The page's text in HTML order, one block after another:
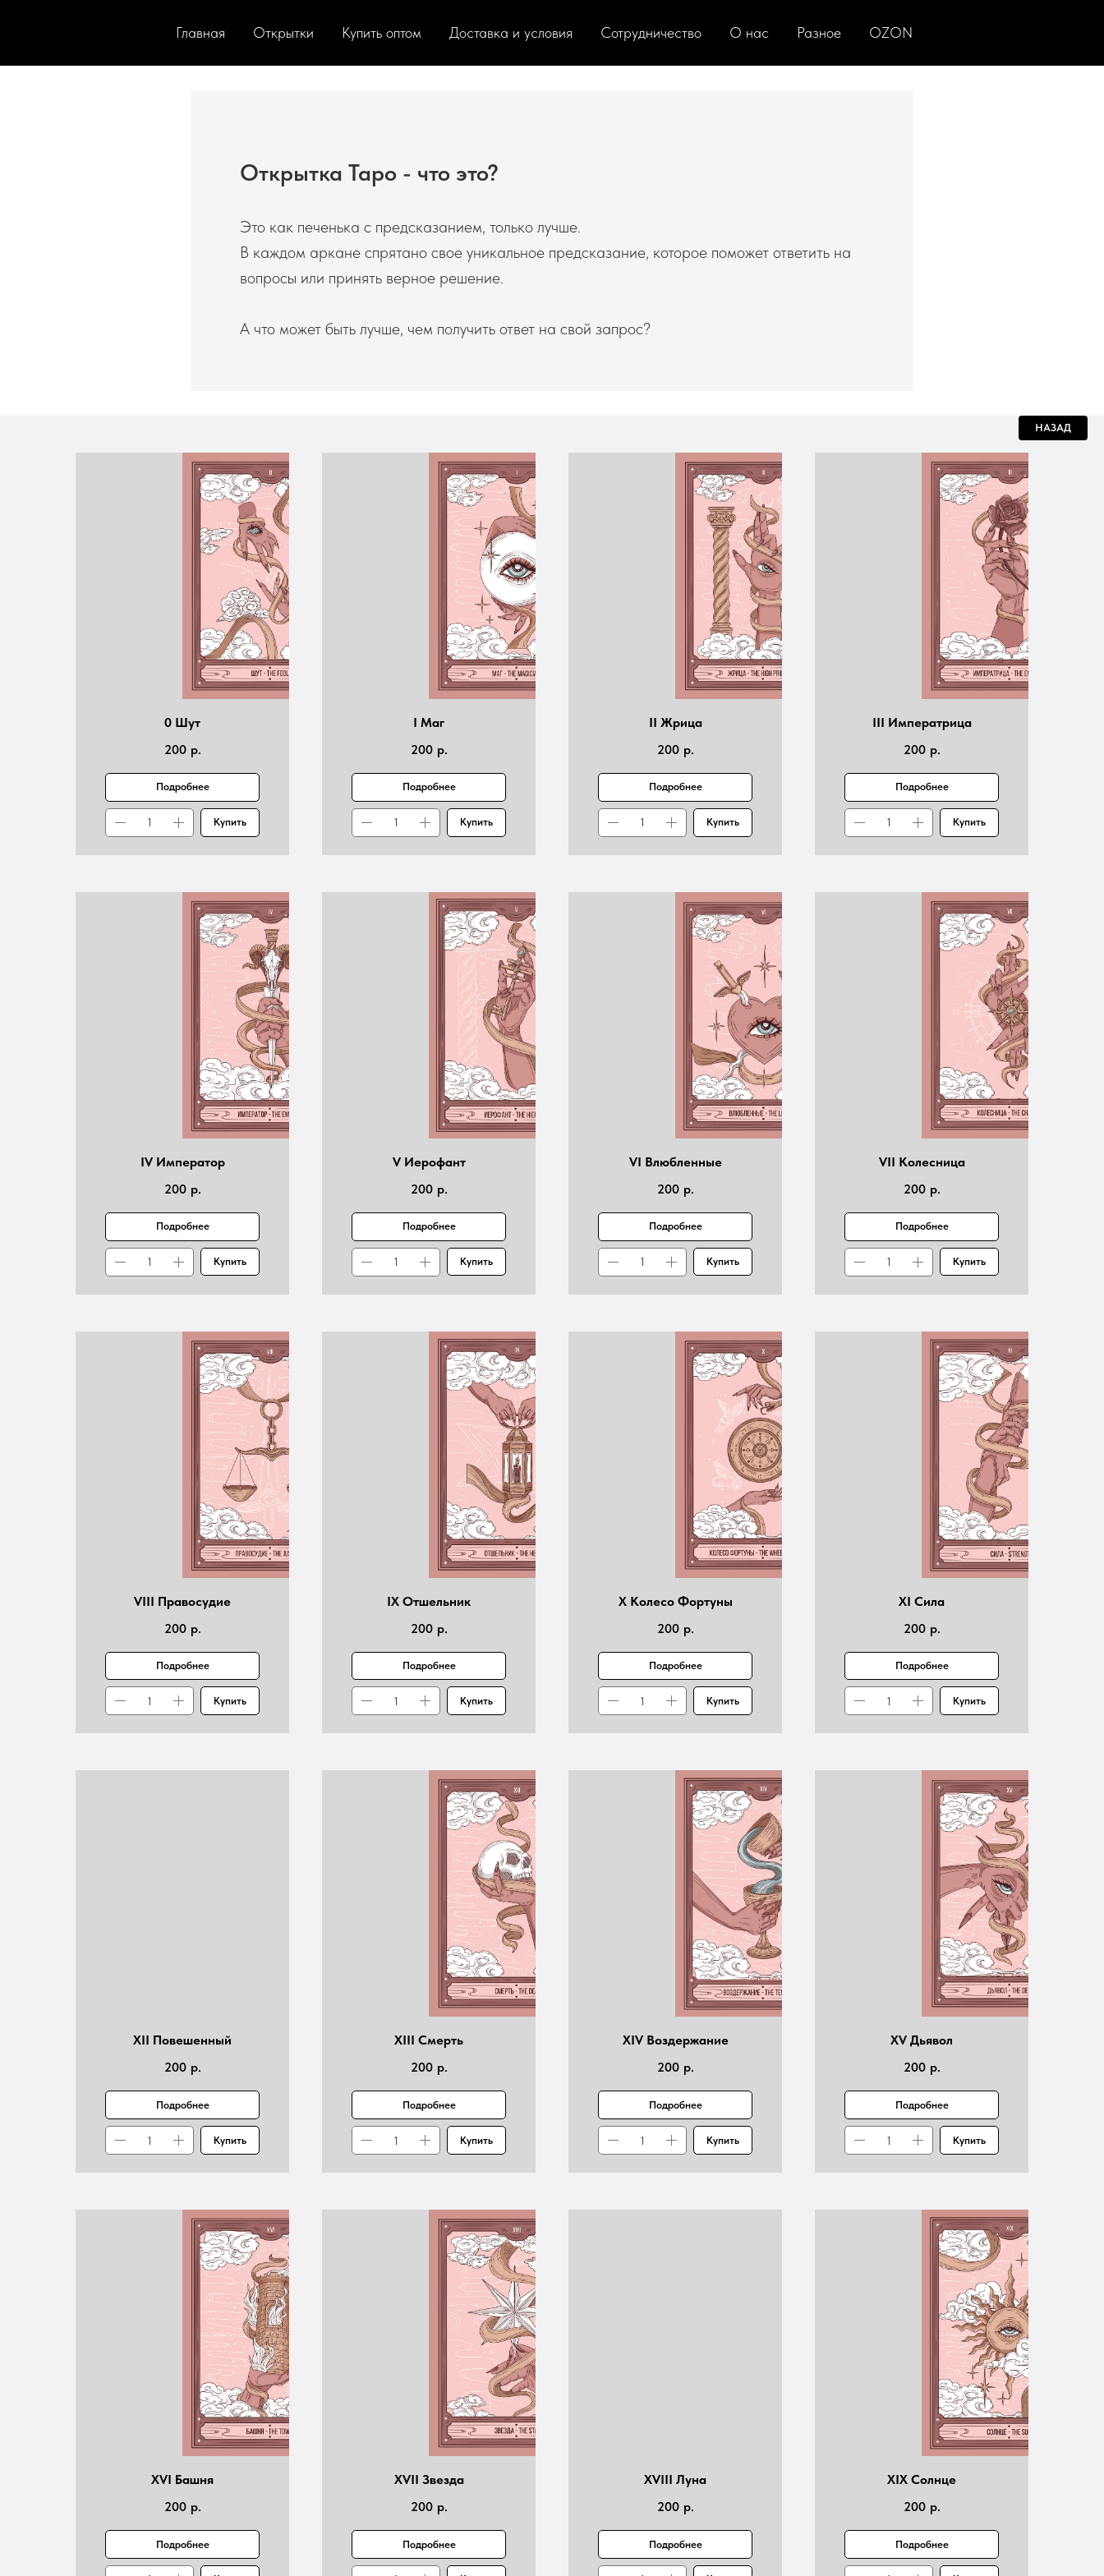
Главная Открытки Купить оптом Доставка и условия Сотрудничество О нас Разное OZON
Открытка Таро - что это?
Это как печенька с предсказанием, только лучше.
В каждом аркане спрятано свое уникальное предсказание, которое поможет ответить на
вопросы или принять верное решение.
А что может быть лучше, чем получить ответ на свой запрос?
НАЗАД
0 Шут
200 р.
Подробнее
Купить
I Маг
200 р.
Подробнее
Купить
II Жрица
200 р.
Подробнее
Купить
III Императрица
200 р.
Подробнее
Купить
IV Император
200 р.
Подробнее
Купить
V Иерофант
200 р.
Подробнее
Купить
VI Влюбленные
200 р.
Подробнее
Купить
VII Колесница
200 р.
Подробнее
Купить
VIII Правосудие
200 р.
Подробнее
Купить
IX Отшельник
200 р.
Подробнее
Купить
X Колесо Фортуны
200 р.
Подробнее
Купить
XI Сила
200 р.
Подробнее
Купить
XII Повешенный
200 р.
Подробнее
Купить
XIII Смерть
200 р.
Подробнее
Купить
XIV Воздержание
200 р.
Подробнее
Купить
XV Дьявол
200 р.
Подробнее
Купить
XVI Башня
200 р.
Подробнее
XVII Звезда
200 р.
Подробнее
XVIII Луна
200 р.
Подробнее
XIX Солнце
200 р.
Подробнее